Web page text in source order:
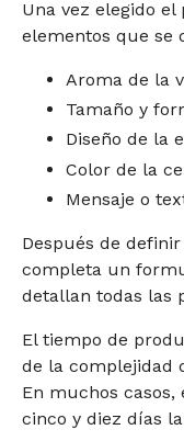
Una vez elegido
elementos que se
Aroma de la
Tamaño y
Diseño de la
Color de la
Mensaje o
Después de
completa un
detallan todas las
El tiempo de
de la complejidad
En muchos
cinco y diez días